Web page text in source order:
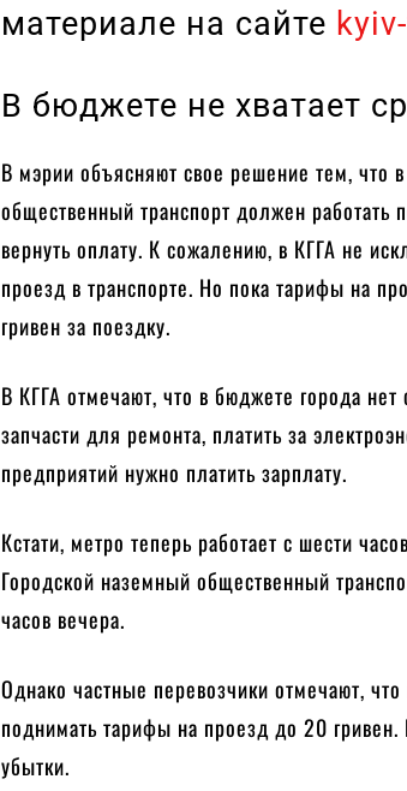
материале на сайте
В бюджете не хватает
В мэрии объясняют свое решение тем, что
общественный транспорт должен
вернуть оплату. К сожалению, в КГГА не
проезд в транспорте. Но пока тарифы на
гривен за поездку.
В КГГА отмечают, что в бюджете города нет
запчасти для ремонта, платить за
предприятий нужно платить зарплату.
Кстати, метро теперь работает с шести
Городской наземный общественный
часов вечера.
Однако частные перевозчики отмечают,
поднимать тарифы на проезд до 20 гривен.
убытки.